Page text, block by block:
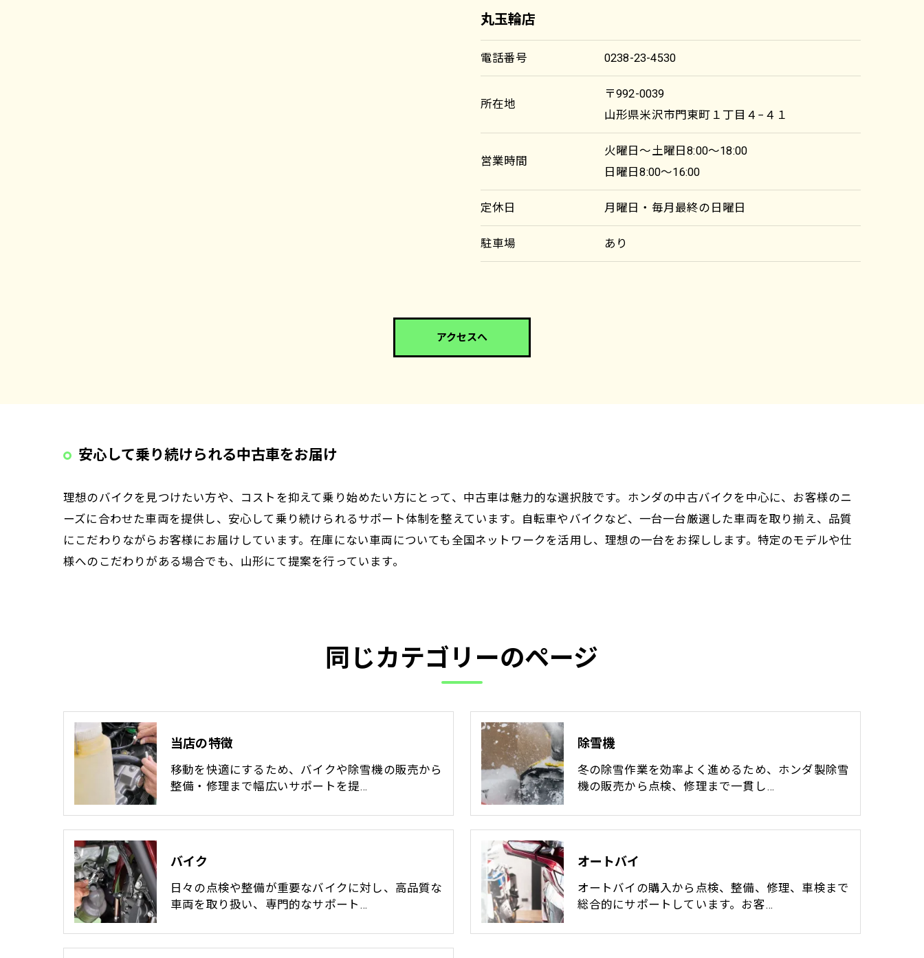
丸玉輪店
電話番号 0238-23-4530
所在地
〒992-0039
山形県米沢市門東町１丁目４−４１
営業時間
火曜日～土曜日8:00～18:00
日曜日8:00～16:00
定休日 月曜日・毎月最終の日曜日
駐車場 あり
アクセスへ
安心して乗り続けられる中古車をお届け
理想のバイクを見つけたい方や、コストを抑えて乗り始めたい方にとって、中古車は魅力的な選択肢です。ホンダの中古バイクを中心に、お客様のニ
ーズに合わせた車両を提供し、安心して乗り続けられるサポート体制を整えています。自転車やバイクなど、一台一台厳選した車両を取り揃え、品質
にこだわりながらお客様にお届けしています。在庫にない車両についても全国ネットワークを活用し、理想の一台をお探しします。特定のモデルや仕
様へのこだわりがある場合でも、山形にて提案を行っています。
同じカテゴリーのページ
当店の特徴
移動を快適にするため、バイクや除雪機の販売から
整備・修理まで幅広いサポートを提…
除雪機
冬の除雪作業を効率よく進めるため、ホンダ製除雪
機の販売から点検、修理まで一貫し…
バイク
日々の点検や整備が重要なバイクに対し、高品質な
車両を取り扱い、専門的なサポート…
オートバイ
オートバイの購入から点検、整備、修理、車検まで
総合的にサポートしています。お客…